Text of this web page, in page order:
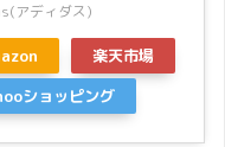
アディダス)
楽天市場
ショッピング